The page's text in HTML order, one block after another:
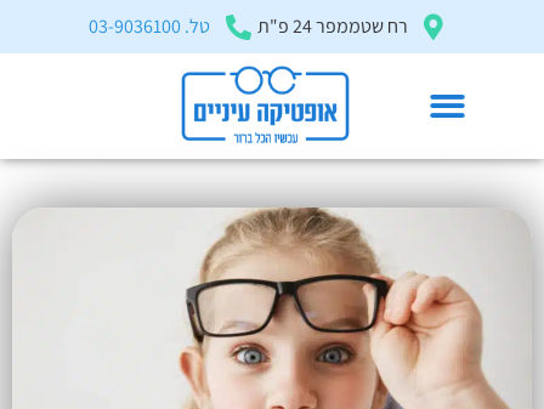
זֶה
"המרכז
הישראלי
לְהַנְגָּשָׁת
לִנְגִישׁוּת
לִפְתִיחַת
רח שטממפר 24 פ"ת טל. 03-9036100
משקפי ילדים
דף הבית»מאמרים ומדריכים»משקפי ילדים